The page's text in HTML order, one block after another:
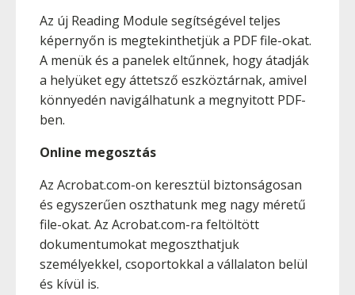
Az új Reading Module segítségével teljes
képernyőn is megtekinthetjük a PDF file-okat.
A menük és a panelek eltűnnek, hogy átadják
a helyüket egy áttetsző eszköztárnak, amivel
könnyedén navigálhatunk a megnyitott PDF-
ben.
Online megosztás
Az Acrobat.com-on keresztül biztonságosan
és egyszerűen oszthatunk meg nagy méretű
file-okat. Az Acrobat.com-ra feltöltött
dokumentumokat megoszthatjuk
személyekkel, csoportokkal a vállalaton belül
és kívül is.